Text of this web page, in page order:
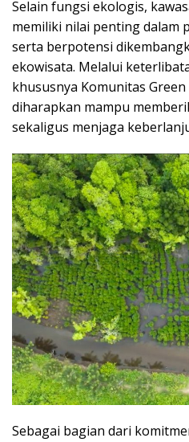
Selain fungsi ekologis,
memiliki nilai penting dalam
serta berpotensi
ekowisata. Melalui
khususnya Komunitas
diharapkan mampu
sekaligus menjaga
Sebagai bagian dari